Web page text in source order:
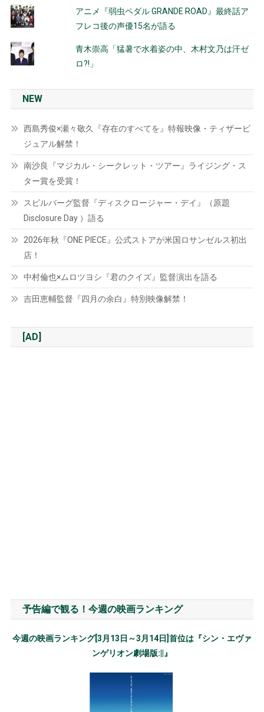
アニメ『弱虫ペダル GRANDE ROAD』最終話ア
フレコ後の声優15名が語る
青木崇高「猛暑で水着姿の中、木村文乃は汗ゼ
ロ?!」
NEW
西島秀俊×瀬々敬久『存在のすべてを』特報映像・ティザービ
ジュアル解禁！
南沙良『マジカル・シークレット・ツアー』ライジング・ス
ター賞を受賞！
スピルバーグ監督『ディスクロージャー・デイ』（原題
Disclosure Day ）語る
2026年秋『ONE PIECE』公式ストアが米国ロサンゼルス初出
店！
中村倫也×ムロツヨシ『君のクイズ』監督演出を語る
吉田恵輔監督『四月の余白』特別映像解禁！
[AD]
予告編で観る！今週の映画ランキング
今週の映画ランキング[3月13日～3月14日]首位は『シン・エヴァ
ンゲリオン劇場版:||』